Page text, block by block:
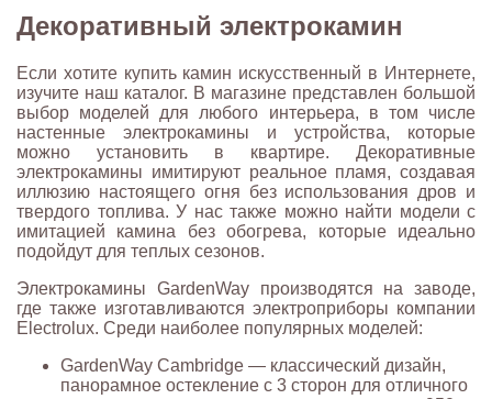
Декоративный электрокамин
Если хотите купить камин искусственный в Интернете,
изучите наш каталог. В магазине представлен большой
выбор моделей для любого интерьера, в том числе
настенные электрокамины и устройства, которые
можно установить в квартире. Декоративные
электрокамины имитируют реальное пламя, создавая
иллюзию настоящего огня без использования дров и
твердого топлива. У нас также можно найти модели с
имитацией камина без обогрева, которые идеально
подойдут для теплых сезонов.
Электрокамины GardenWay производятся на заводе,
где также изготавливаются электроприборы компании
Electrolux. Среди наиболее популярных моделей:
GardenWay Cambridge — классический дизайн,
панорамное остекление с 3 сторон для отличного